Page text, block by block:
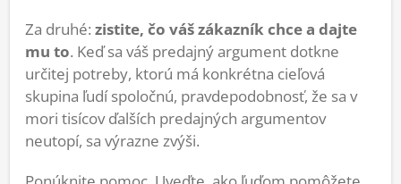
Za druhé: zistite, čo váš zákazník chce a dajte
mu to. Keď sa váš predajný argument dotkne
určitej potreby, ktorú má konkrétna cieľová
skupina ľudí spoločnú, pravdepodobnosť, že sa v
mori tisícov ďalších predajných argumentov
neutopí, sa výrazne zvýši.